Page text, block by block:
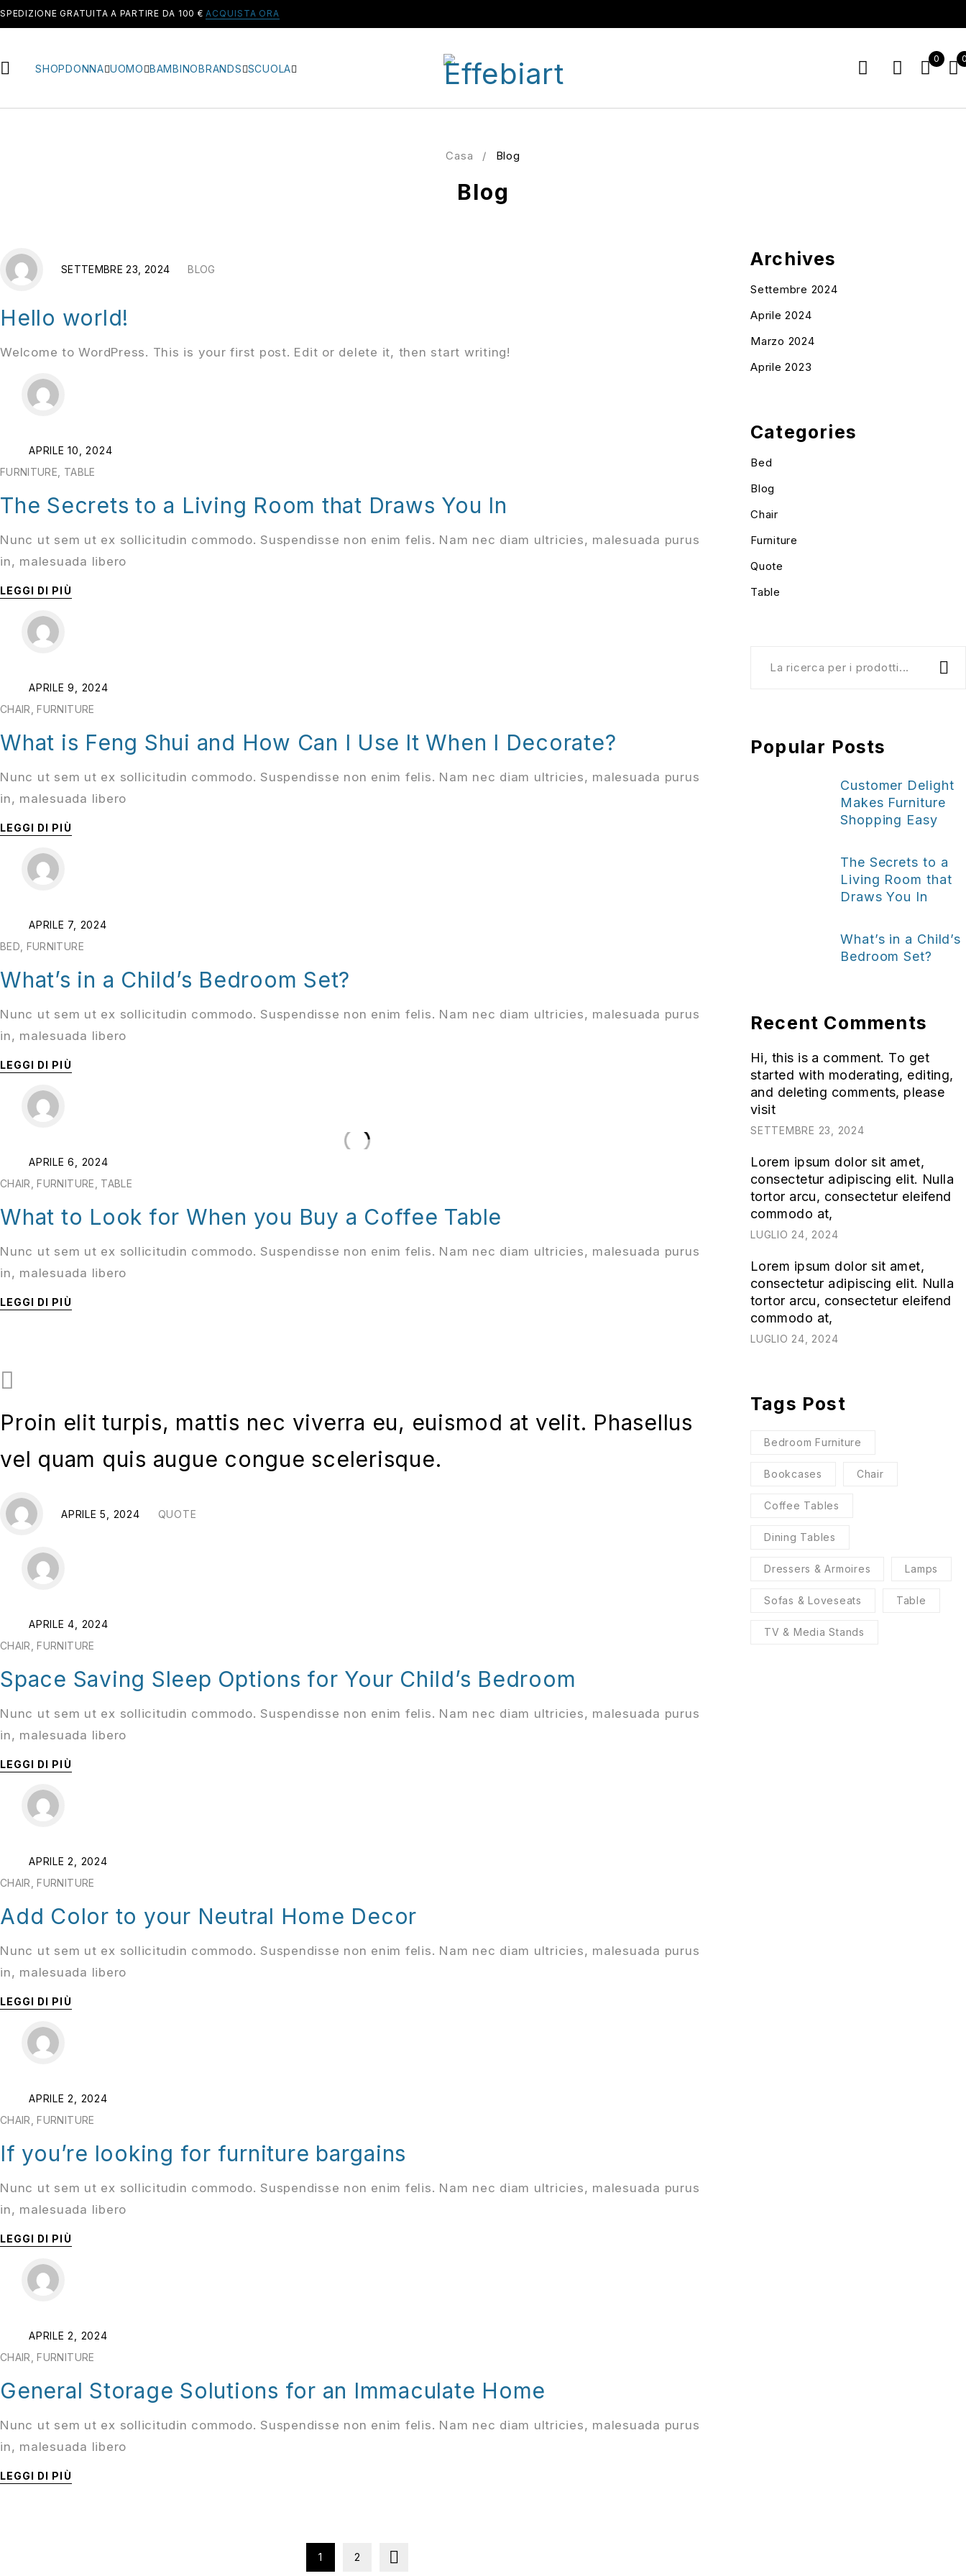
SPEDIZIONE GRATUITA A PARTIRE DA 100 €ACQUISTA ORA
SHOPDONNA UOMO BAMBINOBRANDS SCUOLA
0
Blog
Casa / Blog
SETTEMBRE 23, 2024 BLOG
Hello world!
Welcome to WordPress. This is your first post. Edit or delete it, then start writing!
APRILE 10, 2024
FURNITURE
TABLE
The Secrets to a Living Room that Draws You In
Nunc ut sem ut ex sollicitudin commodo. Suspendisse non enim felis. Nam nec diam ultricies, malesuada purus
in, malesuada libero
LEGGI DI PIÙ
APRILE 9, 2024
CHAIR ,FURNITURE
What is Feng Shui and How Can I Use It When I Decorate?
Nunc ut sem ut ex sollicitudin commodo. Suspendisse non enim felis. Nam nec diam ultricies, malesuada purus
in, malesuada libero
LEGGI DI PIÙ
APRILE 7, 2024
BED FURNITURE
What’s in a Child’s Bedroom Set?
Nunc ut sem ut ex sollicitudin commodo. Suspendisse non enim felis. Nam nec diam ultricies, malesuada purus
in, malesuada libero
LEGGI DI PIÙ
APRILE 6, 2024
CHAIR ,FURNITURE TABLE
What to Look for When you Buy a Coffee Table
Nunc ut sem ut ex sollicitudin commodo. Suspendisse non enim felis. Nam nec diam ultricies, malesuada purus
in, malesuada libero
LEGGI DI PIÙ
Proin elit turpis, mattis nec viverra eu, euismod at velit. Phasellus
vel quam quis augue congue scelerisque.
APRILE 5, 2024 QUOTE
APRILE 4, 2024
CHAIR ,FURNITURE
Space Saving Sleep Options for Your Child’s Bedroom
Nunc ut sem ut ex sollicitudin commodo. Suspendisse non enim felis. Nam nec diam ultricies, malesuada purus
in, malesuada libero
LEGGI DI PIÙ
APRILE 2, 2024
CHAIR ,FURNITURE
Add Color to your Neutral Home Decor
Nunc ut sem ut ex sollicitudin commodo. Suspendisse non enim felis. Nam nec diam ultricies, malesuada purus
in, malesuada libero
LEGGI DI PIÙ
APRILE 2, 2024
CHAIR ,FURNITURE
If you’re looking for furniture bargains
Nunc ut sem ut ex sollicitudin commodo. Suspendisse non enim felis. Nam nec diam ultricies, malesuada purus
in, malesuada libero
LEGGI DI PIÙ
APRILE 2, 2024
CHAIR ,FURNITURE
General Storage Solutions for an Immaculate Home
Nunc ut sem ut ex sollicitudin commodo. Suspendisse non enim felis. Nam nec diam ultricies, malesuada purus
in, malesuada libero
LEGGI DI PIÙ
1 2
Archives
Settembre 2024
Aprile 2024
Marzo 2024
Aprile 2023
Categories
Bed
Blog
Chair
Furniture
Quote
Table
Popular Posts
Customer Delight
Makes Furniture
Shopping Easy
The Secrets to a
Living Room that
Draws You In
What’s in a Child’s
Bedroom Set?
Recent Comments
Hi, this is a comment. To get
started with moderating, editing,
and deleting comments, please
visit
SETTEMBRE 23, 2024
Lorem ipsum dolor sit amet,
consectetur adipiscing elit. Nulla
tortor arcu, consectetur eleifend
commodo at,
LUGLIO 24, 2024
Lorem ipsum dolor sit amet,
consectetur adipiscing elit. Nulla
tortor arcu, consectetur eleifend
commodo at,
LUGLIO 24, 2024
Tags Post
Bedroom Furniture
Bookcases Chair
Coffee Tables
Dining Tables
Dressers & Armoires Lamps
Sofas & Loveseats Table
TV & Media Stands